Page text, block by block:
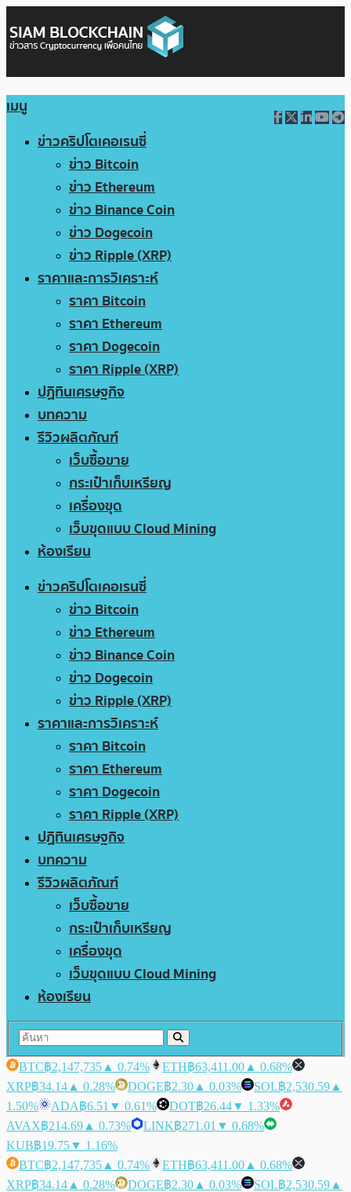
เมนู
ข่าวคริปโตเคอเรนซี่
ข่าว Bitcoin
ข่าว Ethereum
ข่าว Binance Coin
ข่าว Dogecoin
ข่าว Ripple (XRP)
ราคาและการวิเคราะห์
ราคา Bitcoin
ราคา Ethereum
ราคา Dogecoin
ราคา Ripple (XRP)
ปฏิทินเศรษฐกิจ
บทความ
รีวิวผลิตภัณฑ์
เว็บซื้อขาย
กระเป๋าเก็บเหรียญ
เครื่องขุด
เว็บขุดแบบ Cloud Mining
ห้องเรียน
ข่าวคริปโตเคอเรนซี่
ข่าว Bitcoin
ข่าว Ethereum
ข่าว Binance Coin
ข่าว Dogecoin
ข่าว Ripple (XRP)
ราคาและการวิเคราะห์
ราคา Bitcoin
ราคา Ethereum
ราคา Dogecoin
ราคา Ripple (XRP)
ปฏิทินเศรษฐกิจ
บทความ
รีวิวผลิตภัณฑ์
เว็บซื้อขาย
กระเป๋าเก็บเหรียญ
เครื่องขุด
เว็บขุดแบบ Cloud Mining
ห้องเรียน
BTC฿2,147,735 ▲ 0.74% ETH฿63,411.00 ▲ 0.68%
XRP฿34.14 ▲ 0.28% DOGE฿2.30 ▲ 0.03% SOL฿2,530.59 ▲
1.50%
ADA฿6.51 ▼ 0.61% DOT฿26.44▼ 1.33%
AVAX฿214.69 ▲ 0.73% LINK฿271.01 ▼ 0.68%
KUB฿19.75▼ 1.16%
BTC฿2,147,735 ▲ 0.74% ETH฿63,411.00 ▲ 0.68%
XRP฿34.14 ▲ 0.28% DOGE฿2.30 ▲ 0.03% SOL฿2,530.59 ▲